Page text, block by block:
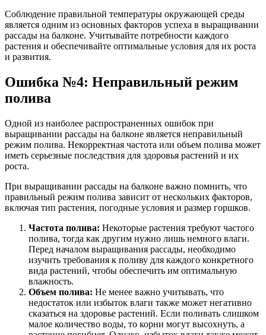
Соблюдение правильной температуры окружающей среды
является одним из основных факторов успеха в выращивании
рассады на балконе. Учитывайте потребности каждого
растения и обеспечивайте оптимальные условия для их роста
и развития.
Ошибка №4: Неправильный режим
полива
Одной из наиболее распространенных ошибок при
выращивании рассады на балконе является неправильный
режим полива. Некорректная частота или объем полива может
иметь серьезные последствия для здоровья растений и их
роста.
При выращивании рассады на балконе важно помнить, что
правильный режим полива зависит от нескольких факторов,
включая тип растения, погодные условия и размер горшков.
Частота полива: Некоторые растения требуют частого
полива, тогда как другим нужно лишь немного влаги.
Перед началом выращивания рассады, необходимо
изучить требования к поливу для каждого конкретного
вида растений, чтобы обеспечить им оптимальную
влажность.
Объем полива: Не менее важно учитывать, что
недостаток или избыток влаги также может негативно
сказаться на здоровье растений. Если поливать слишком
малое количество воды, то корни могут высохнуть, а